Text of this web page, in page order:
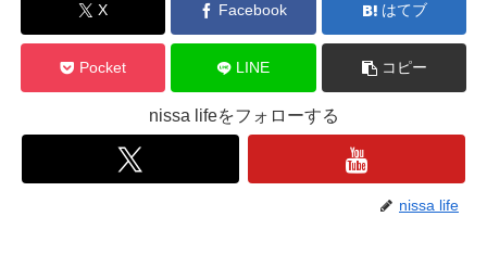
X Facebook はてブ
Pocket LINE コピー
nissa lifeをフォローする
nissa life